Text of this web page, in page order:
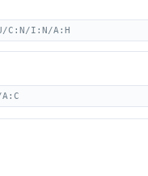
C:N/I:N/A:H